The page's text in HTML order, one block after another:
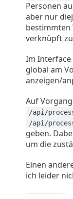
Personen
aber nur
bestimmten
verknüpft
Im
global am
anzeigen/
Auf
/api/
/api/
geben.
um die
Einen
ich leider